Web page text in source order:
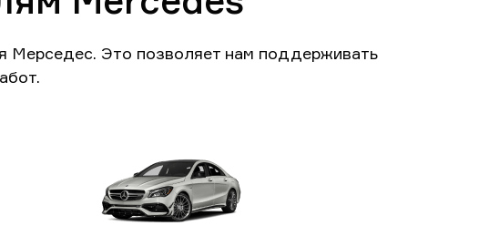
Мерседес. Это позволяет нам поддерживать